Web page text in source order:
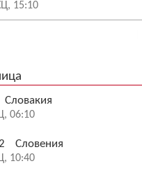
15:10
Словакия
06:10
Словения
10:40